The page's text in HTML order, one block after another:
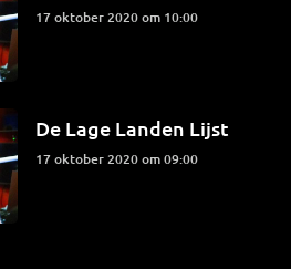
17 oktober 2020 om 10:00
De Lage Landen Lijst
17 oktober 2020 om 09:00